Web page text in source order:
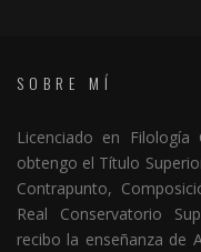
SOBRE MÍ
Licenciado en Filología
obtengo el Título
Contrapunto,
Real Conservatorio
recibo la enseñanza de